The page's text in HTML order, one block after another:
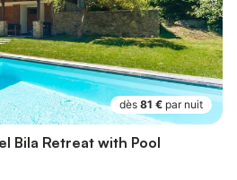
dès 81 € par nuit
Bila Retreat with Pool